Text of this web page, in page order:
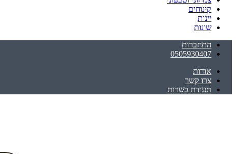
קינוחים
יינות
שונות
התחברות
0505930407
אודות
צרו קשר
תעודת כשרות